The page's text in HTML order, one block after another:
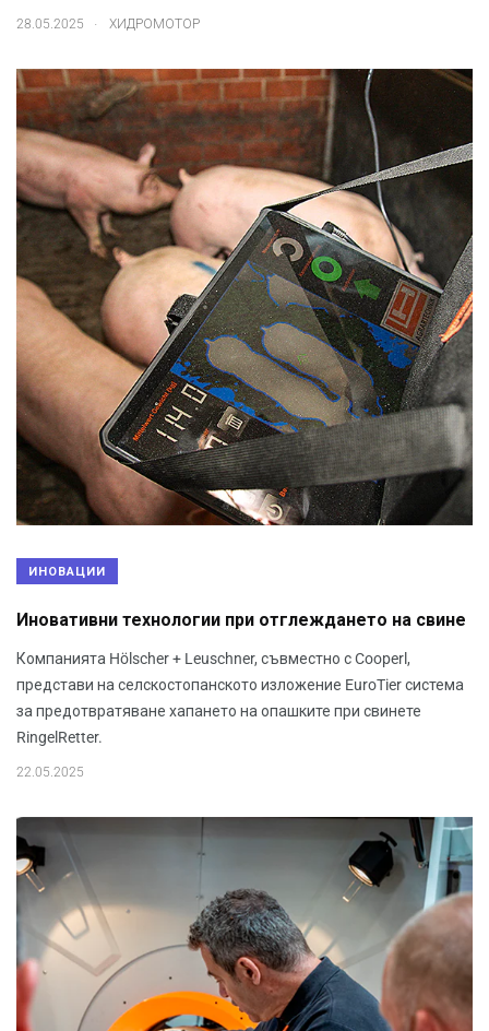
28.05.2025 . ХИДРОМОТОР
ИНОВАЦИИ
Иновативни технологии при отглеждането на свине
Компанията Hölscher + Leuschner, съвместно с Cooperl,
представи на селскостопанското изложение EuroTier система
за предотвратяване хапането на опашките при свинете
RingelRetter.
22.05.2025